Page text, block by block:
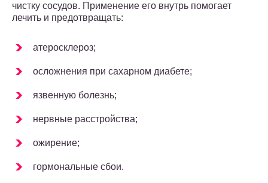
чистку сосудов. Применение его внутрь помогает
лечить и предотвращать:
атеросклероз;
осложнения при сахарном диабете;
язвенную болезнь;
нервные расстройства;
ожирение;
гормональные сбои.